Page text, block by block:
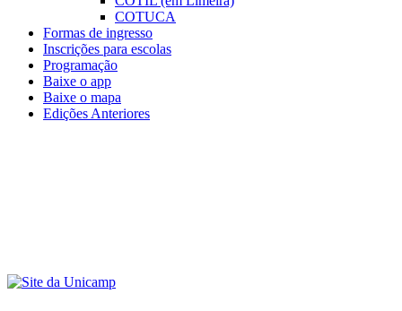
COTUCA
Formas de ingresso
Inscrições para escolas
Programação
Baixe o app
Baixe o mapa
Edições Anteriores